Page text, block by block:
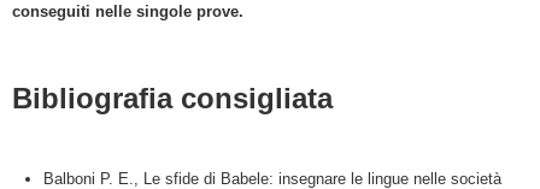
conseguiti nelle singole prove.
Bibliografia consigliata
Balboni P. E., Le sfide di Babele: insegnare le lingue nelle società